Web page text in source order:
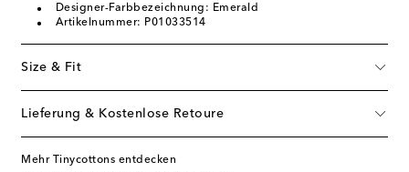
Designer-Farbbezeichnung: Emerald
Artikelnummer: P01033514
Size & Fit
Lieferung & Kostenlose Retoure
Mehr Tinycottons entdecken